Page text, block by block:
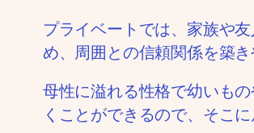
プライベートでは、家族や
め、周囲との信頼関係を築
母性に溢れる性格で幼いも
くことができるので、そこ